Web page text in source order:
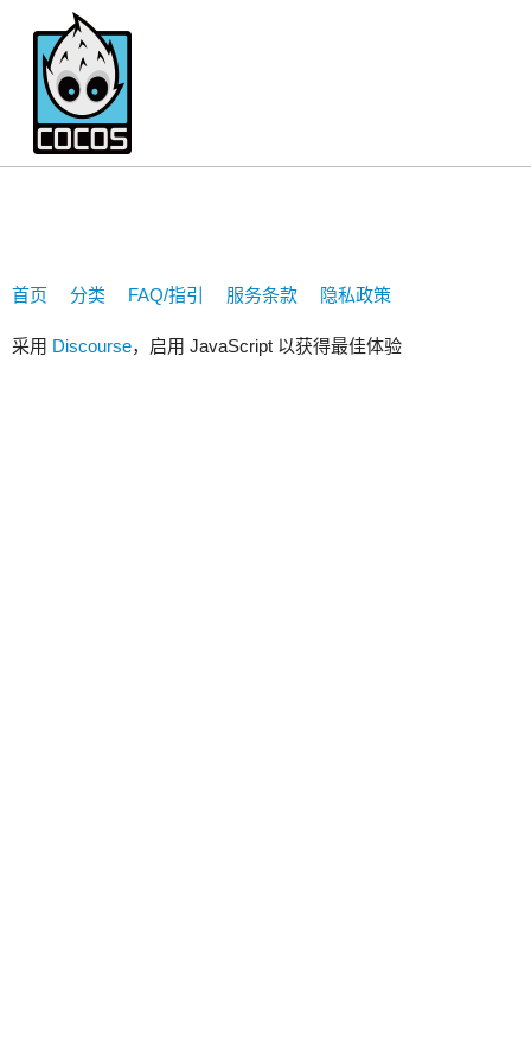
903379712
首页 分类 FAQ/指引 服务条款 隐私政策
采用 Discourse，启用 JavaScript 以获得最佳体验